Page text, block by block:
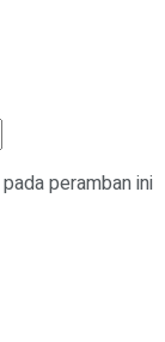
peramban ini